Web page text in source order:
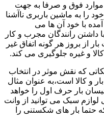
موارد فوق و صرفا به جهت
را به ماشین باربری ناآشنا
با خود آن ها می
داشتن رانندگان مجرب و کار
از بروز هر گونه اتفاق غیر
و غیره جلوگیری می کند.
که نقش موثر در انتخاب
و کالا است،به عنوان مثال
بار حرف اول را خواهد
سبک می توانید از وانت
حتما بار های شکستنی را